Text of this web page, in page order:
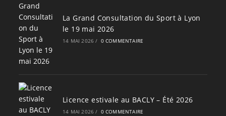
La Grand Consultation du Sport à Lyon
le 19 mai 2026
14 MAI 2026 / 0 COMMENTAIRE
Licence estivale au BACLY – Été 2026
14 MAI 2026 / 0 COMMENTAIRE